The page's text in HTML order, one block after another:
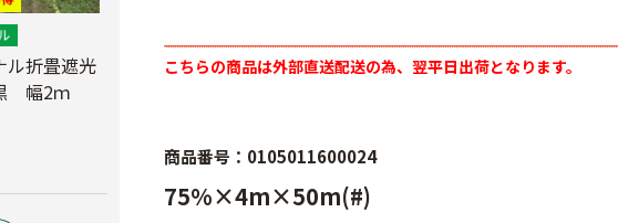
ル折畳遮光
幅2ｍ
￥3,480
オリジナル折畳遮光
こちらの商品は外部直送配送の為、翌平日出荷となります。
商品番号：0105011600024
75%×4m×50m(#)